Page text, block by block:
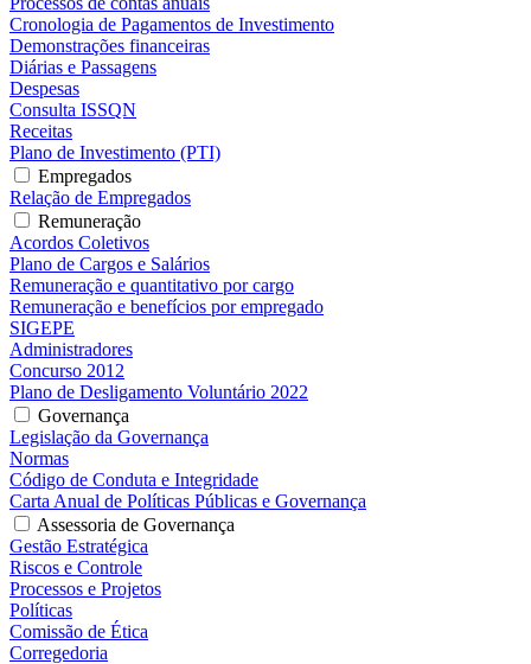
Cronologia de Pagamentos de Investimento
Demonstrações financeiras
Diárias e Passagens
Despesas
Consulta ISSQN
Receitas
Plano de Investimento (PTI)
Empregados
Relação de Empregados
Remuneração
Acordos Coletivos
Plano de Cargos e Salários
Remuneração e quantitativo por cargo
Remuneração e benefícios por empregado
SIGEPE
Administradores
Concurso 2012
Plano de Desligamento Voluntário 2022
Governança
Legislação da Governança
Normas
Código de Conduta e Integridade
Carta Anual de Políticas Públicas e Governança
Assessoria de Governança
Gestão Estratégica
Riscos e Controle
Processos e Projetos
Políticas
Comissão de Ética
Corregedoria